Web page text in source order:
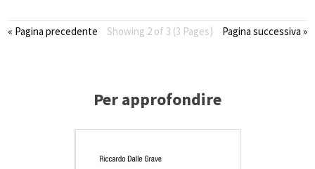
« Pagina precedente Showing 2 of 3 (3 Pages) Pagina successiva »
Per approfondire